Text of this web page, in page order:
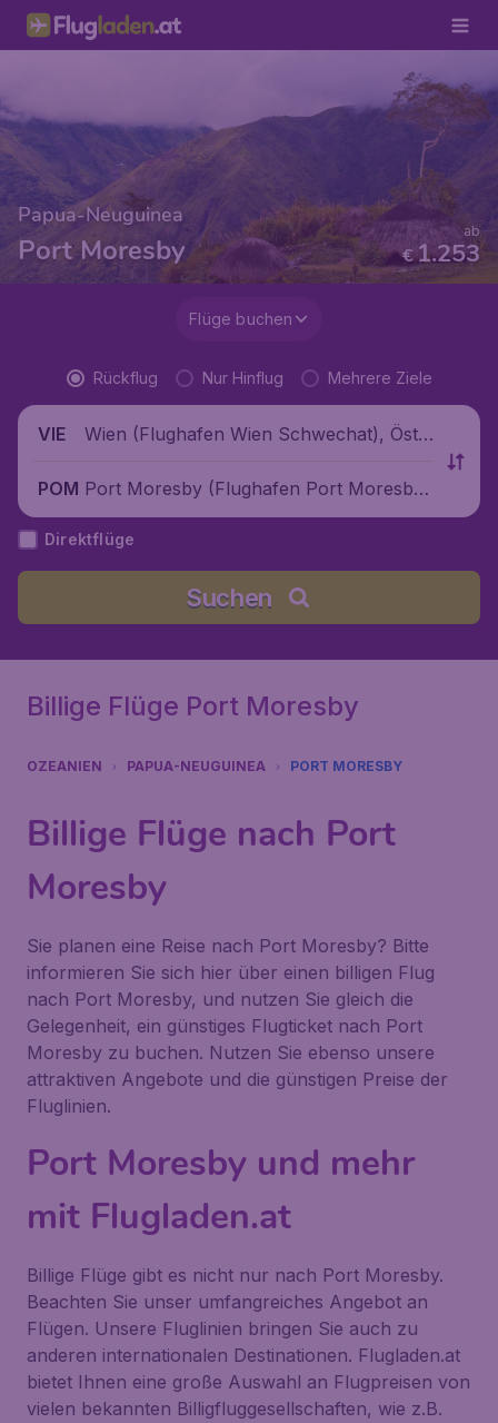
Papua-Neuguinea
Port Moresby €1.253
ab
Flüge buchen
Rückflug Nur Hinflug Mehrere Ziele
VIE
Wien (Flughafen Wien Schwechat), Öste
POM Port Moresby (Flughafen Port Moresb
y), Papua-Neuguinea
Direktflüge
Suchen
Billige Flüge Port Moresby
OZEANIEN PAPUA-NEUGUINEA PORT MORESBY
Billige Flüge nach Port
Moresby
Sie planen eine Reise nach Port Moresby? Bitte
informieren Sie sich hier über einen billigen Flug
nach Port Moresby, und nutzen Sie gleich die
Gelegenheit, ein günstiges Flugticket nach Port
Moresby zu buchen. Nutzen Sie ebenso unsere
attraktiven Angebote und die günstigen Preise der
Fluglinien.
Port Moresby und mehr
mit Flugladen.at
Billige Flüge gibt es nicht nur nach Port Moresby.
Beachten Sie unser umfangreiches Angebot an
Flügen. Unsere Fluglinien bringen Sie auch zu
anderen internationalen Destinationen. Flugladen.at
bietet Ihnen eine große Auswahl an Flugpreisen von
vielen bekannten Billigfluggesellschaften, wie z.B.